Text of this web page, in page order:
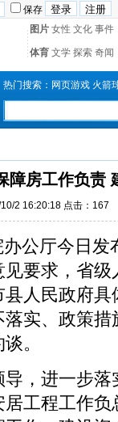
保存
图片 女性 文化 事件
体育 文学 探索 奇闻
热门搜索： 网页游戏 火箭
障房工作负责
2 16:20:18 点击： 167
厅今日发
要求，省
人民政府
实、政策
。
，进一步落
工程工作